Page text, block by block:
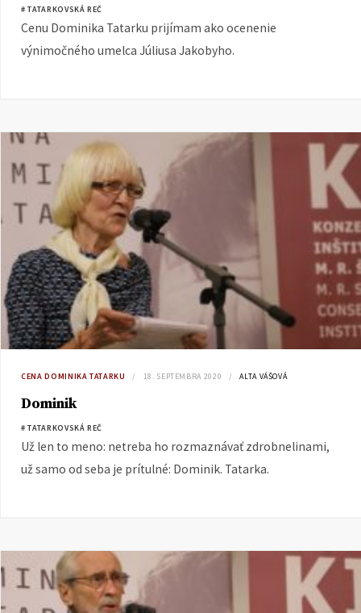
# TATARKOVSKÁ REČ
Cenu Dominika Tatarku prijímam ako ocenenie
výnimočného umelca Júliusa Jakobyho.
CENA DOMINIKA TATARKU 18. SEPTEMBRA 2020 ALTA VÁŠOVÁ
Dominik
# TATARKOVSKÁ REČ
Už len to meno: netreba ho rozmaznávať zdrobnelinami,
už samo od seba je prítulné: Dominik. Tatarka.